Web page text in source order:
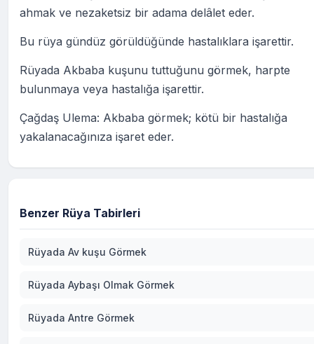
ahmak ve nezaketsiz bir adama delâlet eder.
Bu rüya gündüz görüldüğünde hastalıklara işarettir.
Rüyada Akbaba kuşunu tuttuğunu görmek, harpte
bulunmaya veya hastalığa işarettir.
Çağdaş Ulema: Akbaba görmek; kötü bir hastalığa
yakalanacağınıza işaret eder.
Benzer Rüya Tabirleri
Rüyada Av kuşu Görmek
Rüyada Aybaşı Olmak Görmek
Rüyada Antre Görmek